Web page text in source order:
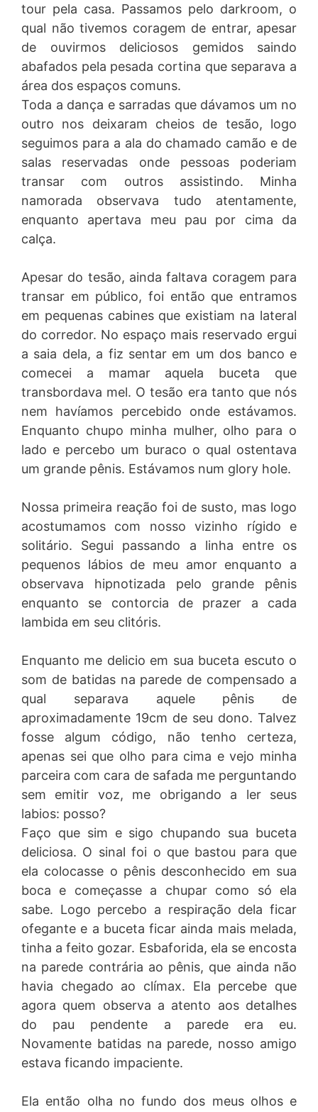
tour pela casa. Passamos pelo darkroom, o
qual não tivemos coragem de entrar, apesar
de ouvirmos deliciosos gemidos saindo
abafados pela pesada cortina que separava a
área dos espaços comuns.
Toda a dança e sarradas que dávamos um no
outro nos deixaram cheios de tesão, logo
seguimos para a ala do chamado camão e de
salas reservadas onde pessoas poderiam
transar com outros assistindo. Minha
namorada observava tudo atentamente,
enquanto apertava meu pau por cima da
calça.
Apesar do tesão, ainda faltava coragem para
transar em público, foi então que entramos
em pequenas cabines que existiam na lateral
do corredor. No espaço mais reservado ergui
a saia dela, a fiz sentar em um dos banco e
comecei a mamar aquela buceta que
transbordava mel. O tesão era tanto que nós
nem havíamos percebido onde estávamos.
Enquanto chupo minha mulher, olho para o
lado e percebo um buraco o qual ostentava
um grande pênis. Estávamos num glory hole.
Nossa primeira reação foi de susto, mas logo
acostumamos com nosso vizinho rígido e
solitário. Segui passando a linha entre os
pequenos lábios de meu amor enquanto a
observava hipnotizada pelo grande pênis
enquanto se contorcia de prazer a cada
lambida em seu clitóris.
Enquanto me delicio em sua buceta escuto o
som de batidas na parede de compensado a
qual separava aquele pênis de
aproximadamente 19cm de seu dono. Talvez
fosse algum código, não tenho certeza,
apenas sei que olho para cima e vejo minha
parceira com cara de safada me perguntando
sem emitir voz, me obrigando a ler seus
labios: posso?
Faço que sim e sigo chupando sua buceta
deliciosa. O sinal foi o que bastou para que
ela colocasse o pênis desconhecido em sua
boca e começasse a chupar como só ela
sabe. Logo percebo a respiração dela ficar
ofegante e a buceta ficar ainda mais melada,
tinha a feito gozar. Esbaforida, ela se encosta
na parede contrária ao pênis, que ainda não
havia chegado ao clímax. Ela percebe que
agora quem observa a atento aos detalhes
do pau pendente a parede era eu.
Novamente batidas na parede, nosso amigo
estava ficando impaciente.
Ela então olha no fundo dos meus olhos e